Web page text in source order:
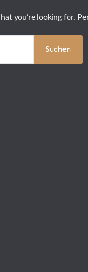
you’re looking for.